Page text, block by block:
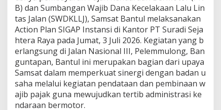
B) dan Sumbangan Wajib Dana Kecelakaan Lalu Lin
tas Jalan (SWDKLLJ), Samsat Bantul melaksanakan
Action Plan SIGAP Instansi di Kantor PT Suradi Seja
htera Raya pada Jumat, 3 Juli 2026. Kegiatan yang b
erlangsung di Jalan Nasional III, Pelemmulong, Ban
guntapan, Bantul ini merupakan bagian dari upaya
Samsat dalam memperkuat sinergi dengan badan u
saha melalui kegiatan pendataan dan pembinaan w
ajib pajak guna mewujudkan tertib administrasi ke
ndaraan bermotor.